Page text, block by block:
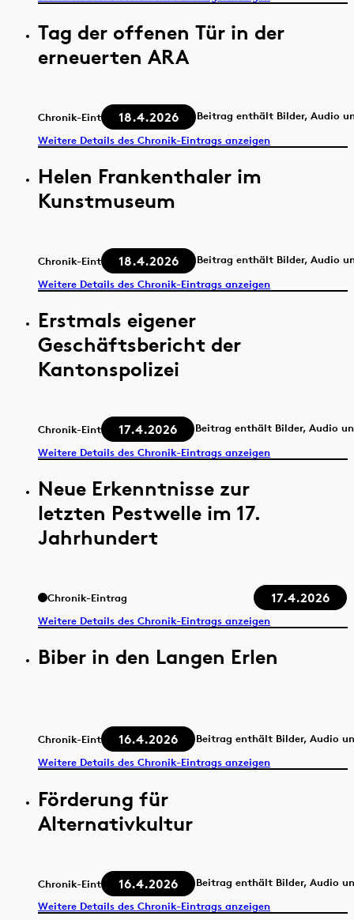
Tag der offenen Tür in der
erneuerten ARA
Chronik-Eintrag 18.4.2026
Beitrag enthält Bilder, Audio
Weitere Details des Chronik-Eintrags anzeigen
Helen Frankenthaler im
Kunstmuseum
Chronik-Eintrag 18.4.2026
Beitrag enthält Bilder, Audio
Weitere Details des Chronik-Eintrags anzeigen
Erstmals eigener
Geschäftsbericht der
Kantonspolizei
Chronik-Eintrag 17.4.2026
Beitrag enthält Bilder, Audio
Weitere Details des Chronik-Eintrags anzeigen
Neue Erkenntnisse zur
letzten Pestwelle im 17.
Jahrhundert
Chronik-Eintrag 17.4.2026
Weitere Details des Chronik-Eintrags anzeigen
Biber in den Langen Erlen
Chronik-Eintrag 16.4.2026
Beitrag enthält Bilder, Audio
Weitere Details des Chronik-Eintrags anzeigen
Förderung für
Alternativkultur
Chronik-Eintrag 16.4.2026
Beitrag enthält Bilder, Audio
Weitere Details des Chronik-Eintrags anzeigen